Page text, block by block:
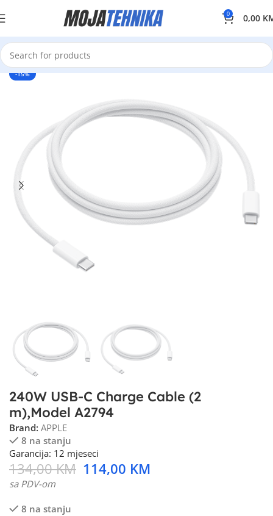
0 0,00
-15%
240W USB-C Charge Cable (2
m),Model A2794
Brand: APPLE
8 na stanju
Garancija: 12 mjeseci
134,00KM 114,00 KM
sa PDV-om
8 na stanju